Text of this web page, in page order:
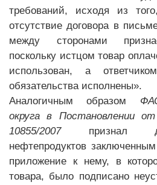
требований, исходя из
отсутствие договора в
между сторонами
поскольку истцом товар
использован, а
обязательства исполнены».
Аналогичным образом
округа в Постановлении
10855/2007признал
нефтепродуктов
приложение к нему, в
товара, было подписано